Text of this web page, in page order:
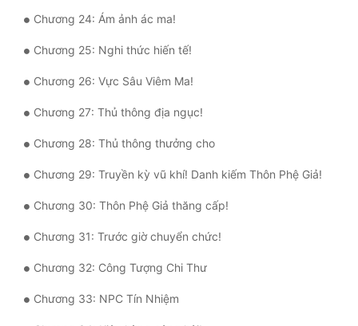
Tu Chân
Tu Tiên
Tội Phạm
Vô Địch
Võ Hiệp
Võng Du
Xuyên Không
Xuyên Nhanh
Xuyên Sách
Xuyên Thư
Chương 24: Ám ảnh ác ma!
Chương 25: Nghi thức hiến tế!
Chương 26: Vực Sâu Viêm Ma!
Chương 27: Thủ thông địa ngục!
Chương 28: Thủ thông thưởng cho
Chương 29: Truyền kỳ vũ khí! Danh kiếm Thôn Phệ Giả!
Chương 30: Thôn Phệ Giả thăng cấp!
Chương 31: Trước giờ chuyển chức!
Chương 32: Công Tượng Chi Thư
Chương 33: NPC Tín Nhiệm